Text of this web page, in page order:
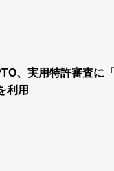
、実用特許審査に
利用